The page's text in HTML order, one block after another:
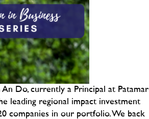
An Do, currently a Principal at Patamar
leading regional impact investment
companies in our portfolio. We back